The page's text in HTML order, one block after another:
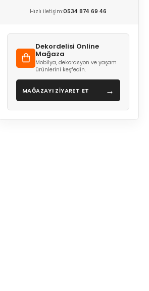
Hızlı iletişim:0534 874 69 46
Dekordelisi Online
Mağaza
Mobilya, dekorasyon ve yaşam
ürünlerini keşfedin.
MAĞAZAYI ZİYARET ET →